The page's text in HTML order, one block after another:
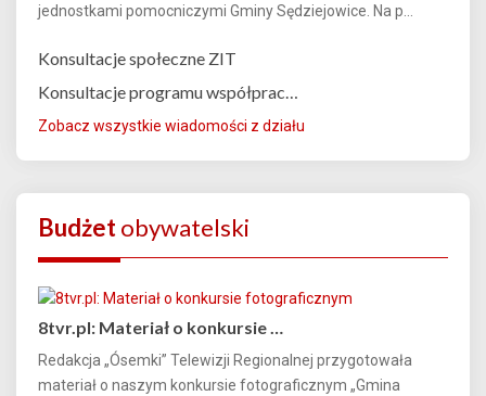
jednostkami pomocniczymi Gminy Sędziejowice. Na p...
Konsultacje społeczne ZIT
Konsultacje programu współprac…
Zobacz wszystkie wiadomości z działu
Budżetobywatelski
8tvr.pl: Materiał o konkursie …
Redakcja „Ósemki” Telewizji Regionalnej przygotowała
materiał o naszym konkursie fotograficznym „Gmina